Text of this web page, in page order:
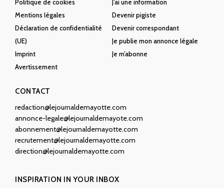
Politique de cookies
Mentions légales
Déclaration de confidentialité
(UE)
Imprint
Avertissement
J’ai une information
Devenir pigiste
Devenir correspondant
Je publie mon annonce légale
Je m’abonne
CONTACT
redaction@lejournaldemayotte.com
annonce-legale@lejournaldemayote.com
abonnement@lejournaldemayotte.com
recrutement@lejournaldemayotte.com
direction@lejournaldemayotte.com
INSPIRATION IN YOUR INBOX